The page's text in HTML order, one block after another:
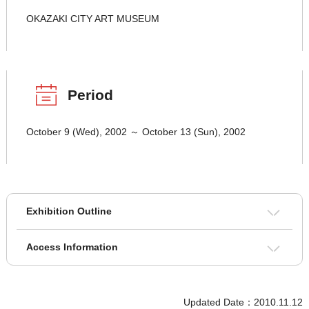
OKAZAKI CITY ART MUSEUM
Period
October 9 (Wed), 2002 ～ October 13 (Sun), 2002
Exhibition Outline
Access Information
Updated Date：2010.11.12